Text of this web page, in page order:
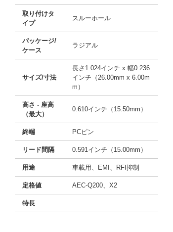
取り付けタ
イプ
スルーホール
パッケージ/
ケース
ラジアル
サイズ/寸法
長さ1.024インチ x 幅0.236
インチ（26.00mm x 6.00m
m）
高さ - 座高
（最大）
0.610インチ（15.50mm）
終端 PCピン
リード間隔 0.591インチ（15.00mm）
用途 車載用、EMI、RFI抑制
定格値 AEC-Q200、X2
特長